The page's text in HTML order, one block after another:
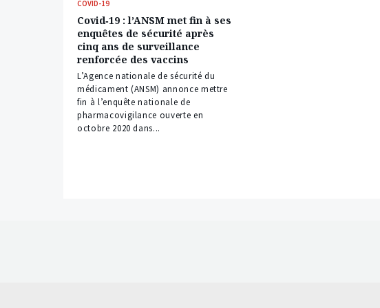
COVID-19
Covid‑19 : l’ANSM met fin à ses
enquêtes de sécurité après
cinq ans de surveillance
renforcée des vaccins
L’Agence nationale de sécurité du
médicament (ANSM) annonce mettre
fin à l’enquête nationale de
pharmacovigilance ouverte en
octobre 2020 dans...